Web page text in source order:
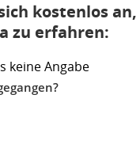
kostenlos
zu erfahren:
keine Angabe